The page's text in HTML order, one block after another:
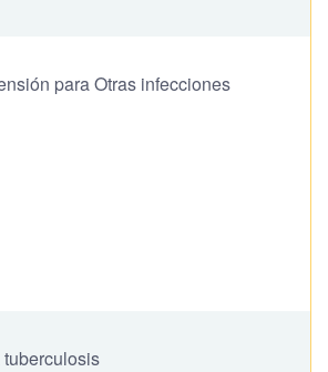
para Otras infecciones